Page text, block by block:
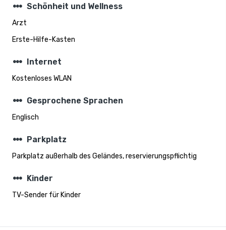
steppers Schönheit und Wellness
Arzt
Erste-Hilfe-Kasten
steppers Internet
Kostenloses WLAN
steppers Gesprochene Sprachen
Englisch
steppers Parkplatz
Parkplatz außerhalb des Geländes, reservierungspflichtig
steppers Kinder
TV-Sender für Kinder